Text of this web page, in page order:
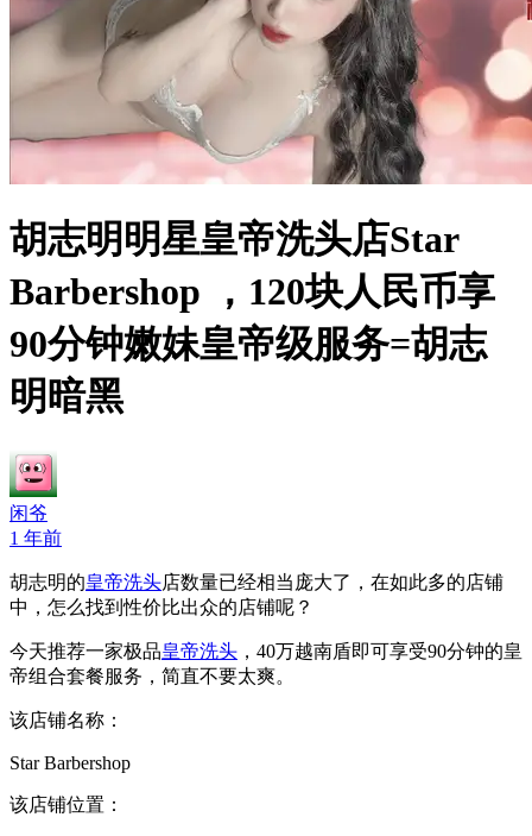
胡志明明星皇帝洗头店Star
Barbershop ，120块人民币享
90分钟嫩妹皇帝级服务=胡志
明暗黑
闲爷
1 年前
胡志明的皇帝洗头店数量已经相当庞大了，在如此多的店铺
中，怎么找到性价比出众的店铺呢？
今天推荐一家极品皇帝洗头 ，40万越南盾即可享受90分钟的皇
帝组合套餐服务，简直不要太爽。
该店铺名称：
Star Barbershop
该店铺位置：